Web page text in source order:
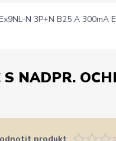
N 3P+N B25 A 300mA
NADPR.
produkt